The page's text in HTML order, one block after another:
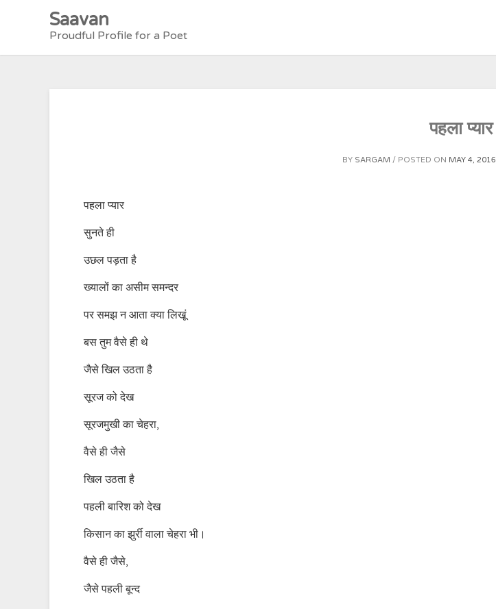
Saavan
Proudful Profile for a Poet
पहला प्यार
BY SARGAM POSTED ON MAY 4, 2016
पहला प्यार
सुनते ही
उछल पड़ता है
ख्यालों का असीम समन्दर
पर समझ न आता क्या लिखूं
बस तुम वैसे ही थे
जैसे खिल उठता है
सूरज को देख
सूरजमुखी का चेहरा,
वैसे ही जैसे
खिल उठता है
पहली बारिश को देख
किसान का झुर्री वाला चेहरा भी।
वैसे ही जैसे,
जैसे पहली बून्द